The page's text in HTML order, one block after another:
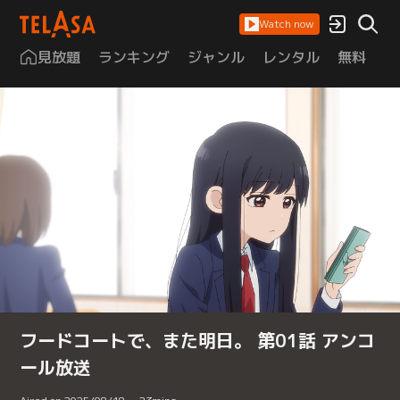
Watch now
見放題 ランキング ジャンル レンタル 無料
フードコートで、また明日。 第01話 アンコ
ール放送